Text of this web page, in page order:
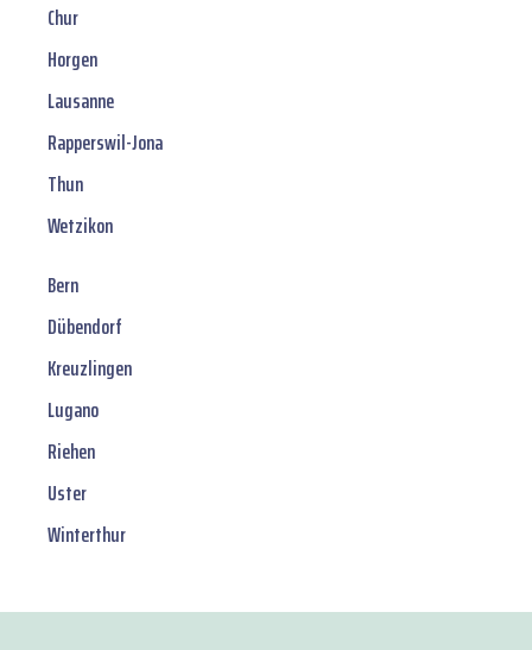
Chur
Horgen
Lausanne
Rapperswil-Jona
Thun
Wetzikon
Bern
Dübendorf
Kreuzlingen
Lugano
Riehen
Uster
Winterthur